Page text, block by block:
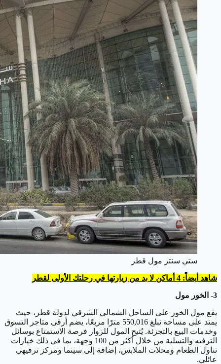
ستي سنتر مول قطر
شاهد أيضاً: 4 أماكن لا بد من زيارتها في رحلتك الأولى لقطر
3- الخور مول
يقع مول الخور على الساحل الشمالي الشرقي لدولة قطر، حيث
يمتد على مساحة تبلغ 550,016 مترًا مربعًا، يضم أرقى متاجر التسوق
وخدمات البيع بالتجزئة. يُتيح المول للزوار فرصة الاستمتاع بوسائل
الترفيه والتسلية من خلال أكثر من 100 وجهة، بما في ذلك خيارات
تناول الطعام ومحلات الملابس، إضافة إلى سينما ومركز ترفيهي
عائلي.